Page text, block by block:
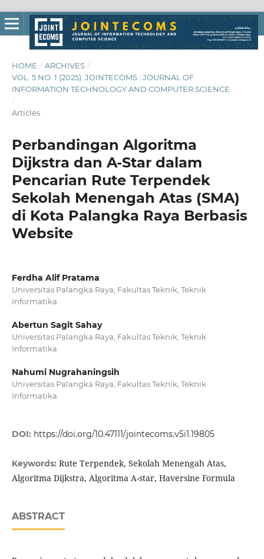
HOME / ARCHIVES /
VOL. 5 NO. 1 (2025): JOINTECOMS : JOURNAL OF
INFORMATION TECHNOLOGY AND COMPUTER SCIENCE
/
Articles
Perbandingan Algoritma
Dijkstra dan A-Star dalam
Pencarian Rute Terpendek
Sekolah Menengah Atas (SMA)
di Kota Palangka Raya Berbasis
Website
Ferdha Alif Pratama
Universitas Palangka Raya, Fakultas Teknik, Teknik
Informatika
Abertun Sagit Sahay
Universitas Palangka Raya, Fakultas Teknik, Teknik
Informatika
Nahumi Nugrahaningsih
Universitas Palangka Raya, Fakultas Teknik, Teknik
Informatika
DOI: https://doi.org/10.47111/jointecoms.v5i1.19805
Keywords: Rute Terpendek, Sekolah Menengah Atas,
Algoritma Dijkstra, Algoritma A-star, Haversine Formula
ABSTRACT